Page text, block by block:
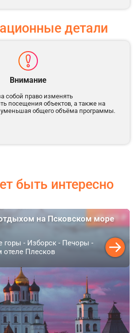
детали
Внимание
собой право изменять
посещения объектов, а также на
общего объёма программы.
быть интересно
от49 600 ₽
на Псковском море
горы - Изборск - Печоры -
отеле Плесков